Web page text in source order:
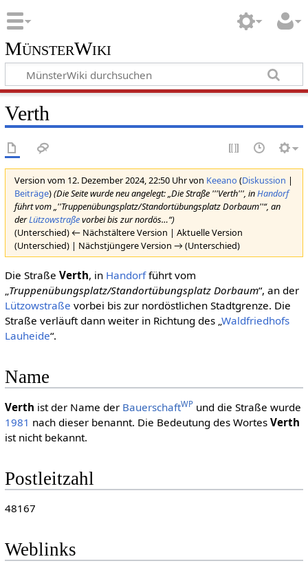
MünsterWiki
Verth
Version vom 12. Dezember 2024, 22:50 Uhr von Keeano (Diskussion |
Beiträge)(Die Seite wurde neu angelegt: „Die Straße '''Verth''', inHandorf
führt vom „''Truppenübungsplatz/Standortübungsplatz Dorbaum''“, an
derLützowstraßevorbei bis zur nordös…“)
(Unterschied) ← Nächstältere Version | Aktuelle Version
(Unterschied) | Nächstjüngere Version → (Unterschied)
Die Straße Verth, in Handorfführt vom
„Truppenübungsplatz/Standortübungsplatz Dorbaum“, an der
Lützowstraße vorbei bis zur nordöstlichen Stadtgrenze. Die
Straße verläuft dann weiter in Richtung des „Waldfriedhofs
Lauheide“.
Name
Verth ist der Name der BauerschaftWPund die Straße wurde
1981 nach dieser benannt. Die Bedeutung des Wortes Verth
ist nicht bekannt.
Postleitzahl
48167
Weblinks